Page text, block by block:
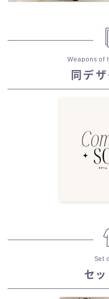
Weapons of
同デ
Set
セ